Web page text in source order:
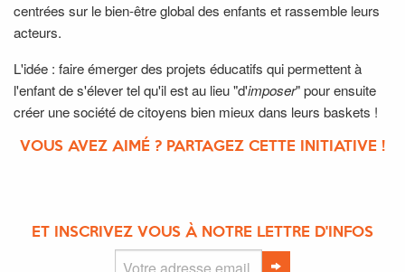
centrées sur le bien-être global des enfants et rassemble leurs
acteurs.
L'idée : faire émerger des projets éducatifs qui permettent à
l'enfant de s'élever tel qu'il est au lieu "d'imposer" pour ensuite
créer une société de citoyens bien mieux dans leurs baskets !
VOUS AVEZ AIMÉ ? PARTAGEZ CETTE INITIATIVE !
ET INSCRIVEZ VOUS À NOTRE LETTRE D'INFOS